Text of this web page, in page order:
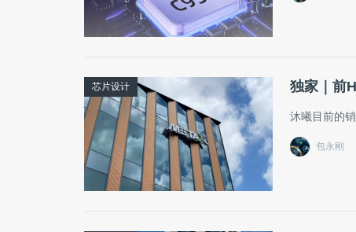
芯片设计 独家｜前
沐曦目前的
包永刚